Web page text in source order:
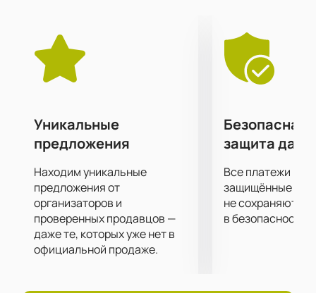
привлекая как местных жителей, так и гостей
столицы. Это место сочетает в себе современное
техническое оснащение и уютную атмосферу, что
создает идеальные условия для проведения
удобной локации, что позволяет легко добраться
до него на общественном транспорте или
автомобиле.
Для того чтобы стать частью этого музыкального
праздника, рекомендуем приобрести билеты
заранее.Купить билеты на концерт группы
«Brazzaville» в клубе «16 тонн»
можно на нашем
сайте.
Уникальные
предложения
Находим уникальные
предложения от
организаторов и
проверенных продавцов —
даже те, которых уже нет в
официальной продаже.
Безопасная
защита
Все платежи
защищённые
не сохраняются
в безопасности.